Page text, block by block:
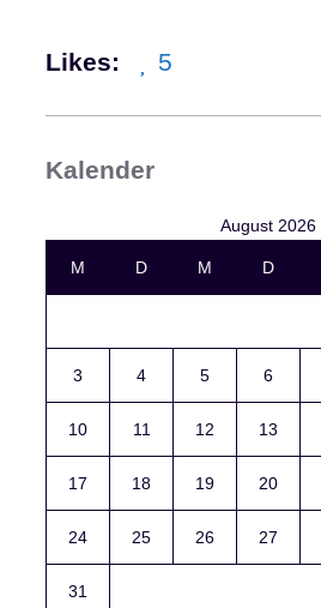
Likes: 5
Kalender
August 2026
M D M D
3 4 5 6
10 11 12 13
17 18 19 20
24 25 26 27
31